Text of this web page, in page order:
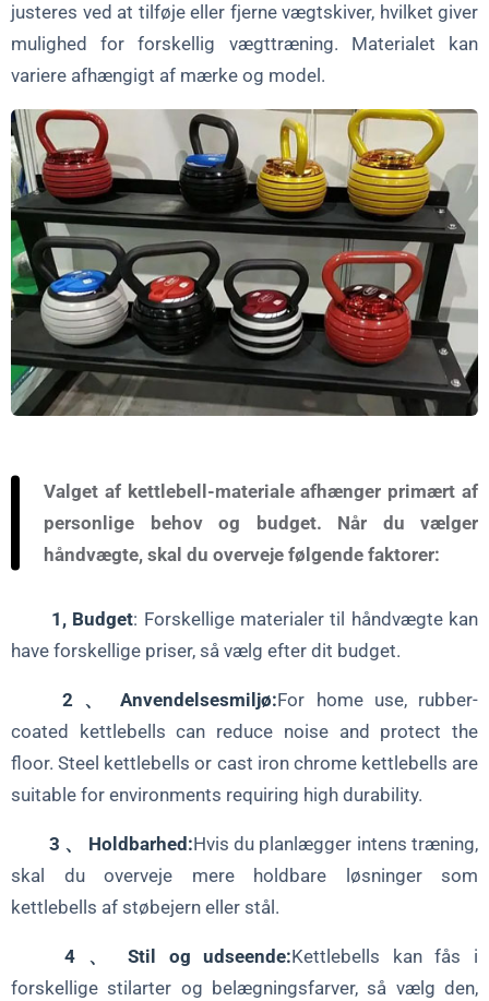
justeres ved at tilføje eller fjerne vægtskiver, hvilket giver
mulighed for forskellig vægttræning. Materialet kan
variere afhængigt af mærke og model.
Valget af kettlebell-materiale afhænger primært af
personlige behov og budget. Når du vælger
håndvægte, skal du overveje følgende faktorer:
1, Budget: Forskellige materialer til håndvægte kan
have forskellige priser, så vælg efter dit budget.
2 、 Anvendelsesmiljø:For home use, rubber-
coated kettlebells can reduce noise and protect the
floor. Steel kettlebells or cast iron chrome kettlebells are
suitable for environments requiring high durability.
3 、 Holdbarhed:Hvis du planlægger intens træning,
skal du overveje mere holdbare løsninger som
kettlebells af støbejern eller stål.
4 、 Stil og udseende:Kettlebells kan fås i
forskellige stilarter og belægningsfarver, så vælg den,